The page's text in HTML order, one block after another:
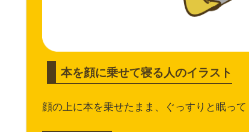
本を顔に乗せて寝る人のイラスト
顔の上に本を乗せたまま、ぐっすりと眠って